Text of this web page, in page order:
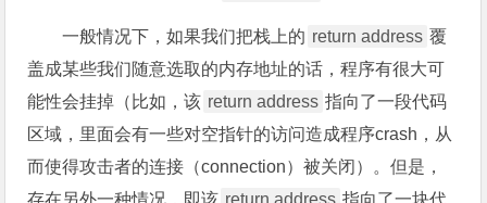
一般情况下，如果我们把栈上的 return address 覆
盖成某些我们随意选取的内存地址的话，程序有很大可
能性会挂掉（比如，该 return address 指向了一段代码
区域，里面会有一些对空指针的访问造成程序crash，从
而使得攻击者的连接（connection）被关闭）。但是，